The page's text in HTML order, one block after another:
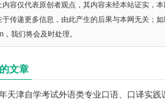
内容仅代表原创者观点，其内容未经本站证实，
传递更多信息，由此产生的后果与本网无关；
我们将会及时处理。
文章
天津自学考试外语类专业口语、口译实践